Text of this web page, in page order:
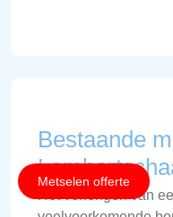
Bestaande
Het verlengen van
Metselen offerte